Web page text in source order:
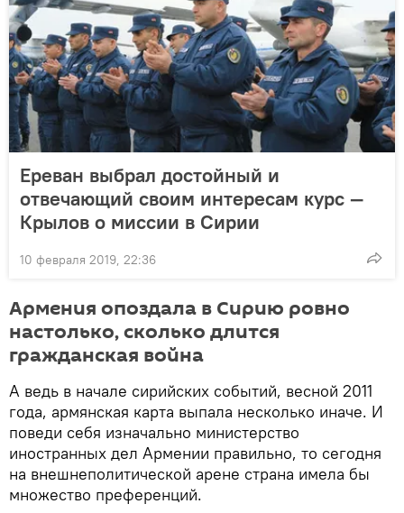
Ереван выбрал достойный и
отвечающий своим интересам курс —
Крылов о миссии в Сирии
10 февраля 2019, 22:36
Армения опоздала в Сирию ровно
настолько, сколько длится
гражданская война
А ведь в начале сирийских событий, весной 2011
года, армянская карта выпала несколько иначе. И
поведи себя изначально министерство
иностранных дел Армении правильно, то сегодня
на внешнеполитической арене страна имела бы
множество преференций.